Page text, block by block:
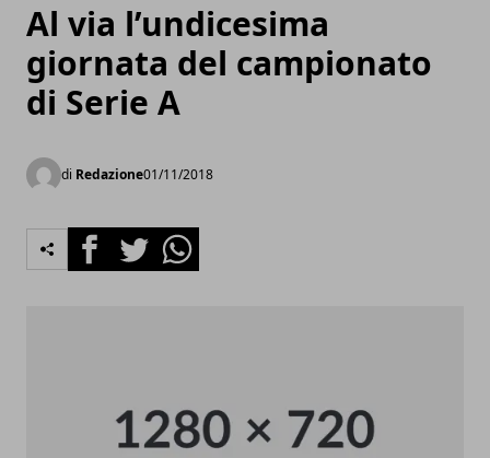
Al via l’undicesima
giornata del campionato
di Serie A
di Redazione01/11/2018
FacebookTwitterWhatsapp